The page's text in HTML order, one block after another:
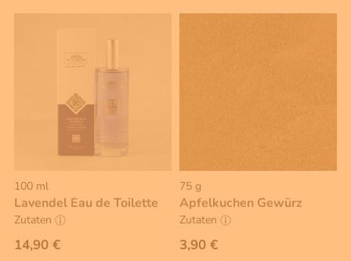
100 ml
Lavendel Eau de Toilette
Zutaten
14,90 €
75 g
Apfelkuchen Gewürz
Zutaten
3,90 €